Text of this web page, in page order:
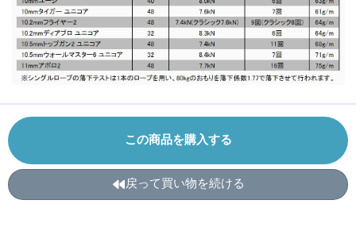
この商品を購入する
戻って買い物を続ける